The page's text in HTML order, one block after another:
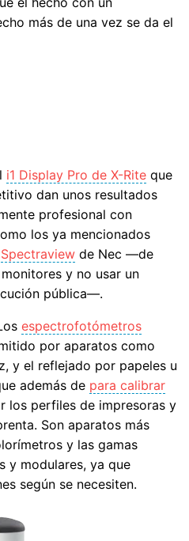
más de una vez se da el
i1 Display Pro de X-Rite que
dan unos resultados
profesional con
los ya mencionados
Spectraview de Nec —de
y no usar un
pública—.
espectrofotómetros
por aparatos como
y el reflejado por papeles u
además de para calibrar
los perfiles de impresoras y
Son aparatos más
y las gamas
y modulares, ya que
según se necesiten.